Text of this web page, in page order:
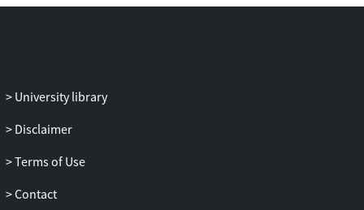
University library
Disclaimer
Terms of Use
Contact